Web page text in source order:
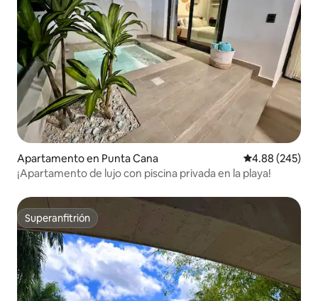
Apartamento en Punta Cana Calificación
4.88 (245)
¡Apartamento de lujo con piscina privada en la playa!
Superanfitrión
Superanfitrión